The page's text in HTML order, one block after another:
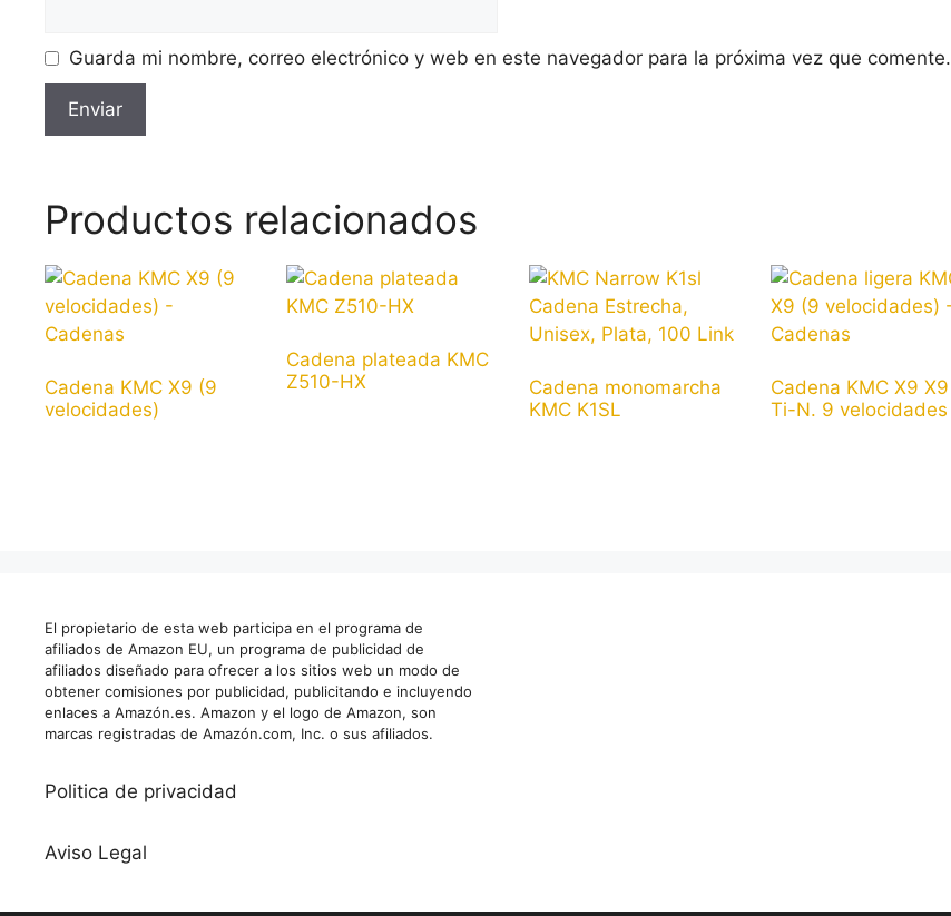
Guarda mi nombre, correo electrónico y web en este navegador para la próxima vez que comente.
Productos relacionados
Cadena KMC X9 (9
velocidades)
Cadena plateada KMC
Z510-HX
Cadena monomarcha
KMC K1SL
Cadena KMC X9 X9
Ti-N. 9 velocidades
El propietario de esta web participa en el programa de
afiliados de Amazon EU, un programa de publicidad de
afiliados diseñado para ofrecer a los sitios web un modo de
obtener comisiones por publicidad, publicitando e incluyendo
enlaces a Amazón.es. Amazon y el logo de Amazon, son
marcas registradas de Amazón.com, Inc. o sus afiliados.
Politica de privacidad
Aviso Legal